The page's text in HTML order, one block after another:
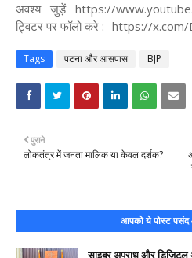
अवश्य जुड़ें https://
ट्विटर पर फॉलो करे :- https://
Tags पटना और आसपास BJP
पुराने
लोकतंत्र में जनता मालिक या केवल दर्शक?
आपको ये पोस्ट
साइबर अपराध और डिजिटल